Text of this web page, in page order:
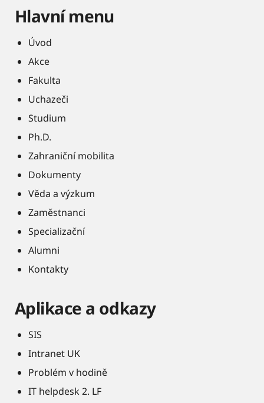
Hlavní menu
Úvod
Akce
Fakulta
Uchazeči
Studium
Ph.D.
Zahraniční mobilita
Dokumenty
Věda a výzkum
Zaměstnanci
Specializační
Alumni
Kontakty
Aplikace a odkazy
SIS
Intranet UK
Problém v hodině
IT helpdesk 2. LF